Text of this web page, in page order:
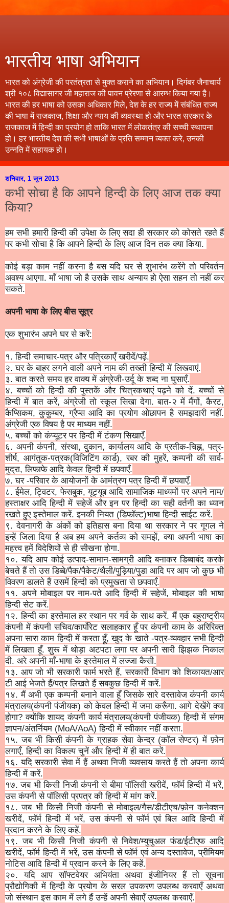
भारतीय भाषा अभियान
भारत को अंग्रेजी की परतंत्रता से मुक्त कराने का अभियान। दिगंबर जैनाचार्य
श्री १०८ विद्यासागर जी महाराज की पावन प्रेरणा से आरम्भ किया गया है।
भारत की हर भाषा को उसका अधिकार मिले, देश के हर राज्य में संबंधित राज्य
की भाषा में राजकाज, शिक्षा और न्याय की व्यवस्था हो और भारत सरकार के
राजकाज में हिन्दी का प्रयोग हो ताकि भारत में लोकतंत्र की सच्ची स्थापना
हो। हर भारतीय देश की सभी भाषाओं के प्रति सम्मान व्यक्त करे, उनकी
उन्नति में सहायक हो।
शनिवार, 1 जून 2013
कभी सोचा है कि आपने हिन्दी के लिए आज तक क्या
किया?
हम सभी हमारी हिन्दी की उपेक्षा के लिए सदा ही सरकार को कोसते रहते हैं
पर कभी सोचा है कि आपने हिन्दी के लिए आज दिन तक क्या किया.
कोई बड़ा काम नहीं करना है बस यदि घर से शुभारंभ करेंगे तो परिवर्तन
अवश्य आएगा. माँ भाषा जो है उसके साथ अन्याय हो ऐसा सहन तो नहीं कर
सकते.
अपनी भाषा के लिए बीस सूत्र
एक शुभारंभ अपने घर से करें:
१. हिन्दी समाचार-पत्र और पत्रिकाएँ खरीदें/पढ़ें.
२. घर के बाहर लगने वाली अपने नाम की तख्ती हिन्दी में लिखवाएं.
३. बात करते समय हर वाक्य में अंग्रेजी-उर्दू के शब्द ना घुसाएँ.
४.बच्चों को हिन्दी की पुस्तकें और चित्रकथाएं पढ़नेको दें.बच्चों से
हिन्दी में बात करें, अंग्रेजी तो स्कूल सिखा देगा. बात-२ में मैंगों, कैरट,
कैप्सिकम, कुकुम्बर, ग्रैप्स आदि का प्रयोग ओछापन है समझदारी नहीं.
अंग्रेजी एक विषय है पर माध्यम नहीं.
५.बच्चों को कंप्यूटर पर हिन्दी में टंकण सिखाएँ.
६. अपनी कंपनी, संस्था, दुकान, कार्यालय आदि के प्रतीक-चिह्न, पत्र-
शीर्ष, आगंतुक-पत्रक(विजिटिंग कार्ड), रबर की मुहरें, कम्पनी की सार्व-
मुद्रा, लिफाफे आदि केवल हिन्दी में छपवाएँ.
७. घर -परिवार के आयोजनों के आमंत्रण पत्र हिन्दी में छपवाएँ.
८. ईमेल, ट्विटर, फेसबुक, यूट्यूब आदि सामाजिक माध्यमों पर अपने नाम/
हस्ताक्षर आदि हिन्दी में सहेजें और इन पर हिन्दी का सही वर्तनी का ध्यान
रखते हुए इस्तेमाल करें. इनकी नियत (डिफॉल्ट)भाषा हिन्दी साईट करें.
९. देवनागरी के अंकोंको इतिहास बना दिया था सरकार ने पर गूगल ने
इन्हें जिला दिया है अब हम अपने कर्तव्यकोसमझें, क्या अपनी भाषा का
महत्त्व हमें विदेशियों से ही सीखना होगा.
१०. यदि आपकोई उत्पाद-सामान-सामग्री आदि बनाकर डिब्बाबंद करके
बेचते हैं तो उस डिब्बे/पैक/पैकेट/थैली/पुड़िया/पुडा आदि पर आप जो कुछ भी
विवरण डालते हैं उसमें हिन्दीको प्रमुखता से छपवाएँ.
११. अपने मोबाइल पर नाम-पते आदि हिन्दी में सहेजें, मोबाइल की भाषा
हिन्दी सेट करें.
१२. हिन्दी का इस्तेमाल हर स्थान पर गर्व के साथ करें. मैं एक बहुराष्ट्रीय
कंपनी में कंपनी सचिव/कार्पोरेट सलाहकार हूँ पर कंपनी काम के अरिरिक्त
अपना सारा काम हिन्दी में करता हूँ, खुद के खाते -पत्र-व्यवहार सभी हिन्दी
में लिखता हूँ. शुरू में थोड़ा अटपटा लगा पर अपनी सारी झिझक निकाल
दी. अरे अपनी माँ-भाषा के इस्तेमाल में लज्जा कैसी.
१३. आप जो भी सरकारी फार्म भरते हैं, सरकारी विभागको शिकायत/आर
टी आई भेजते हैं/पत्र लिखते हैं सबकुछ हिन्दी में करें.
१४. मैं अभी एक कम्पनी बनाने वाला हूँ जिसके सारे दस्तावेज कंपनी कार्य
मंत्रालय(कंपनी पंजीयक)कोकेवल हिन्दी में जमा करूँगा. आगे देखेंगे क्या
होगा? क्योंकि शायद कंपनी कार्य मंत्रालय(कंपनी पंजीयक) हिन्दी में संगम
ज्ञापन/अंतर्नियम (MoA/AoA) हिन्दी में स्वीकार नहीं करता.
१५. जब भी किसी कंपनी के ग्राहक सेवा केन्द्र (कॉल सेण्टर) में फ़ोन
लगाएँ, हिन्दी का विकल्प चुनें और हिन्दी में ही बात करें.
१६. यदि सरकारी सेवा में हैं अथवा निजी व्यवसाय करते हैं तो अपना कार्य
हिन्दी में करें.
१७. जब भी किसी निजी कंपनी से बीमा पॉलिसी खरीदें, फॉर्म हिन्दी में भरें,
उस कंपनी से पॉलिसी प्रपत्र की हिन्दी में मांग करें.
१८. जब भी किसी निजी कंपनी से मोबाइल/गैस/डीटीएच/फ़ोन कनेक्शन
खरीदें, फॉर्म हिन्दी में भरें, उस कंपनी से फॉर्म एवं बिल आदि हिन्दी में
प्रदान करने के लिए कहें.
१९.जब भी किसी निजी कंपनी से निवेश/म्युचुअल फंड/ईटीएफ आदि
खरीदें, फॉर्म हिन्दी में भरें, उस कंपनी से फॉर्म एवं अन्य दस्तावेज, प्रीमियम
नोटिस आदि हिन्दी में प्रदान करने के लिए कहें.
२०. यदि आप सॉफ्टवेयर अभियंता अथवा इंजीनियर हैं तो सूचना
प्रौद्योगिकी में हिन्दी के प्रयोग के सरल उपकरण उपलब्ध करवाएँ अथवा
जो संस्थान इस काम में लगे हैं उन्हें अपनी सेवाएँ उपलब्ध करवाएँ.